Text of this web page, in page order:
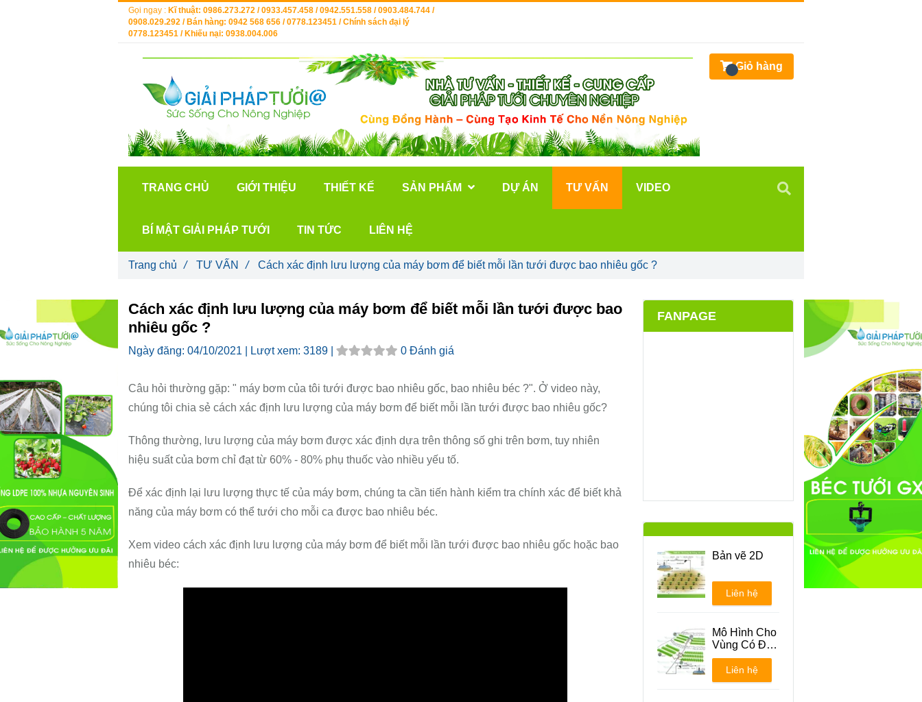
Cách xác định lưu lượng của máy bơm để biết mỗi lần tưới được bao
nhiêu gốc ?
Ngày đăng: 04/10/2021 | Lượt xem: 3189 | 0 Đánh giá
Câu hỏi thường gặp: " máy bơm của tôi tưới được bao nhiêu gốc, bao nhiêu béc ?". Ở video này,
chúng tôi chia sẻ cách xác định lưu lượng của máy bơm để biết mỗi lần tưới được bao nhiêu gốc?
Thông thường, lưu lượng của máy bơm được xác định dựa trên thông số ghi trên bơm, tuy nhiên
hiệu suất của bơm chỉ đạt từ 60% - 80% phụ thuốc vào nhiều yếu tố.
Để xác định lại lưu lượng thực tế của máy bơm, chúng ta cần tiến hành kiểm tra chính xác để biết khả
năng của máy bơm có thể tưới cho mỗi ca được bao nhiêu béc.
Xem video cách xác định lưu lượng của máy bơm để biết mỗi lần tưới được bao nhiêu gốc hoặc bao
nhiêu béc:
FANPAGE
Bản vẽ 2D
Liên hệ
Mô Hình Cho
Vùng Có Địa
Hình Đồi Núi
Liên hệ
Trang chủ / TƯ VẤN / Cách xác định lưu lượng của máy bơm để biết mỗi lần tưới được bao nhiêu gốc ?
Gọi ngay : Kĩ thuật: 0986.273.272 / 0933.457.458 / 0942.551.558 / 0903.484.744 /
0908.029.292 / Bán hàng: 0942 568 656 / 0778.123451 / Chính sách đại lý
0778.123451 / Khiếu nại: 0938.004.006
Giỏ hàng
TRANG CHỦ GIỚI THIỆU THIẾT KẾ SẢN PHẨM DỰ ÁN TƯ VẤN VIDEO
BÍ MẬT GIẢI PHÁP TƯỚI TIN TỨC LIÊN HỆ